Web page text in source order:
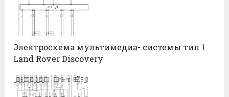
Электросхема мультимедиа- системы тип 1
Land Rover Discovery